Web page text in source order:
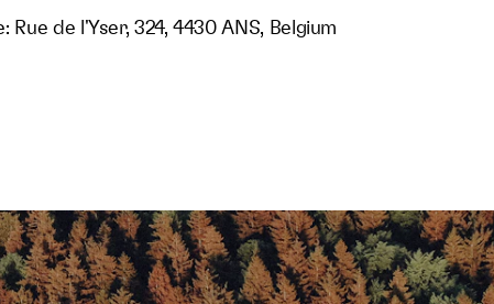
Rue de l'Yser, 324, 4430 ANS, Belgium